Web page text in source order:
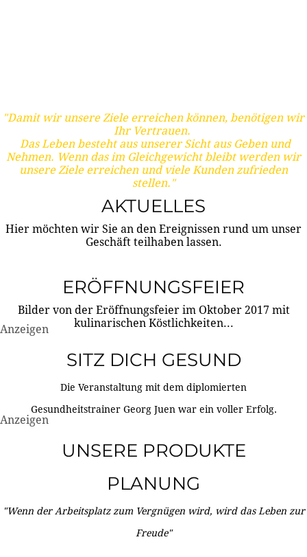
"Damit wir unsere Ziele erreichen können, benötigen wir
Ihr Vertrauen.
Das Leben besteht aus unserer Sicht aus Geben und
Nehmen. Wenn das im Gleichgewicht bleibt werden wir
unsere Ziele erreichen und viele Kunden zufrieden
stellen."
AKTUELLES
Hier möchten wir Sie an den Ereignissen rund um unser
Geschäft teilhaben lassen.
ERÖFFNUNGSFEIER
Bilder von der Eröffnungsfeier im Oktober 2017 mit
kulinarischen Köstlichkeiten...
Anzeigen
SITZ DICH GESUND
Die Veranstaltung mit dem diplomierten
Gesundheitstrainer Georg Juen war ein voller Erfolg.
Anzeigen
UNSERE PRODUKTE
PLANUNG
"Wenn der Arbeitsplatz zum Vergnügen wird, wird das Leben zur
Freude"